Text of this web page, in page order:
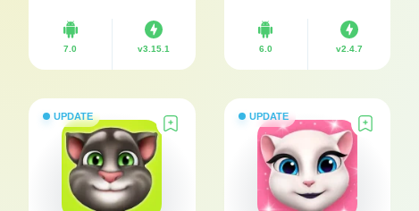
7.0 v3.15.1 6.0 v2.4.7
UPDATE UPDATE